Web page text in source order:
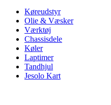
Køreudstyr
Olie & Væsker
Værktøj
Chassisdele
Køler
Laptimer
Tandhjul
Jesolo Kart